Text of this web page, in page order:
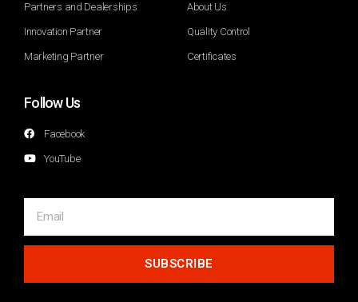
Partners and Dealerships
Innovation Partner
Marketing Partner
About Us
Quality Control
Certificates
Follow Us
Facebook
YouTube
SUBSCRIBE